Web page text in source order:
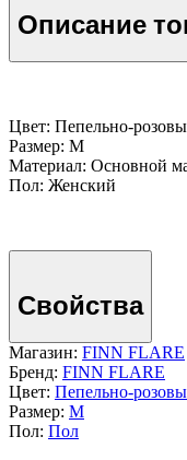
Описание
Цвет: Пепельно-
Размер: M
Материал: Основной
Пол: Женский
Свойства
Магазин: FINN FLARE
Бренд: FINN FLARE
Цвет: Пепельно-
Размер: M
Пол: Пол